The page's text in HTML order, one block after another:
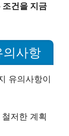
조건을 지금
의사항
유의사항이
저한 계획